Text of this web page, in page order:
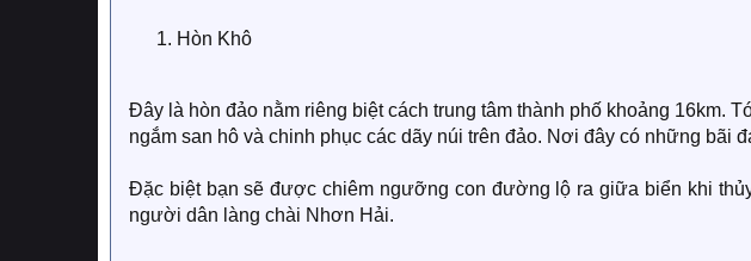
Hòn Khô
Đây là hòn đảo nằm riêng biệt cách trung tâm thành phố khoảng 16km.
ngắm san hô và chinh phục các dãy núi trên đảo. Nơi đây có những bãi
Đặc biệt bạn sẽ được chiêm ngưỡng con đường lộ ra giữa biển khi
người dân làng chài Nhơn Hải.